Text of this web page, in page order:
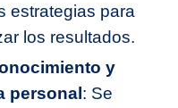
estrategias para
los resultados.
y
personal: Se